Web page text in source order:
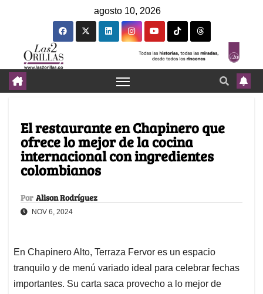
agosto 10, 2026
El restaurante en Chapinero que
ofrece lo mejor de la cocina
internacional con ingredientes
colombianos
Por Alison Rodríguez
NOV 6, 2024
En Chapinero Alto, Terraza Fervor es un espacio
tranquilo y de menú variado ideal para celebrar fechas
importantes. Su carta saca provecho a lo mejor de